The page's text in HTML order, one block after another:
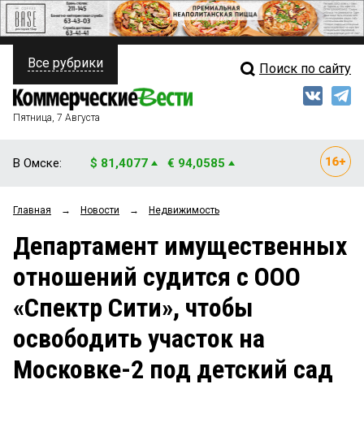
ПОЛИТИКА
ФИНАНСЫ
ОБЩЕСТВО
ЗАКОН
ПРОИСШЕСТВИЯ
СТИЛЬ ЖИЗНИ
Свежий выпуск
Мнения
Рейтинги
Блоги
Архив
Все рубрики Поиск по сайту
Пятница, 7 Августа
В Омске: $ 81,4077 € 94,0585
Главная → Новости → Недвижимость
Департамент имущественных
отношений судится с ООО
«Спектр Сити», чтобы
освободить участок на
Московке-2 под детский сад